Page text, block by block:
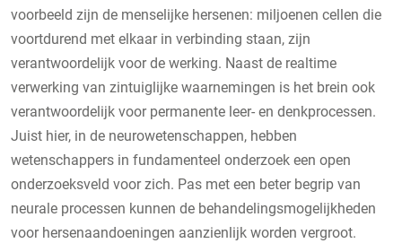
voorbeeld zijn de menselijke hersenen: miljoenen cellen die
voortdurend met elkaar in verbinding staan, zijn
verantwoordelijk voor de werking. Naast de realtime
verwerking van zintuiglijke waarnemingen is het brein ook
verantwoordelijk voor permanente leer- en denkprocessen.
Juist hier, in de neurowetenschappen, hebben
wetenschappers in fundamenteel onderzoek een open
onderzoeksveld voor zich. Pas met een beter begrip van
neurale processen kunnen de behandelingsmogelijkheden
voor hersenaandoeningen aanzienlijk worden vergroot.